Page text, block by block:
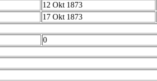
12 Okt 1873
17 Okt 1873
0